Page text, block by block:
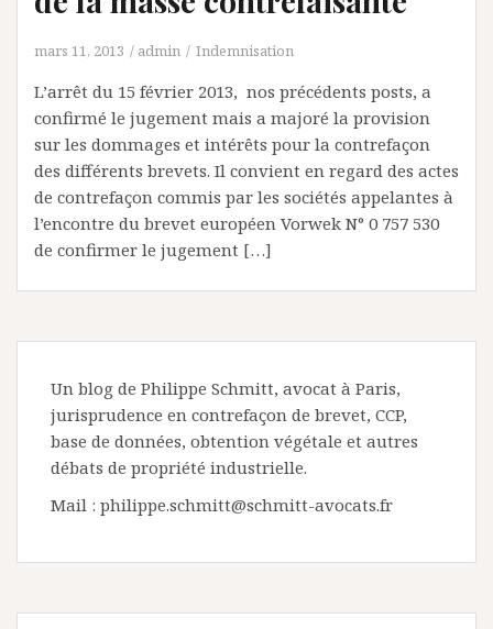
mars 11, 2013 admin Indemnisation
L’arrêt du 15 février 2013, nos précédents posts, a
confirmé le jugement mais a majoré la provision
sur les dommages et intérêts pour la contrefaçon
des différents brevets. Il convient en regard des actes
de contrefaçon commis par les sociétés appelantes à
l’encontre du brevet européen Vorwek N° 0 757 530
de confirmer le jugement […]
Un blog de Philippe Schmitt, avocat à Paris,
jurisprudence en contrefaçon de brevet, CCP,
base de données, obtention végétale et autres
débats de propriété industrielle.
Mail : philippe.schmitt@schmitt-avocats.fr